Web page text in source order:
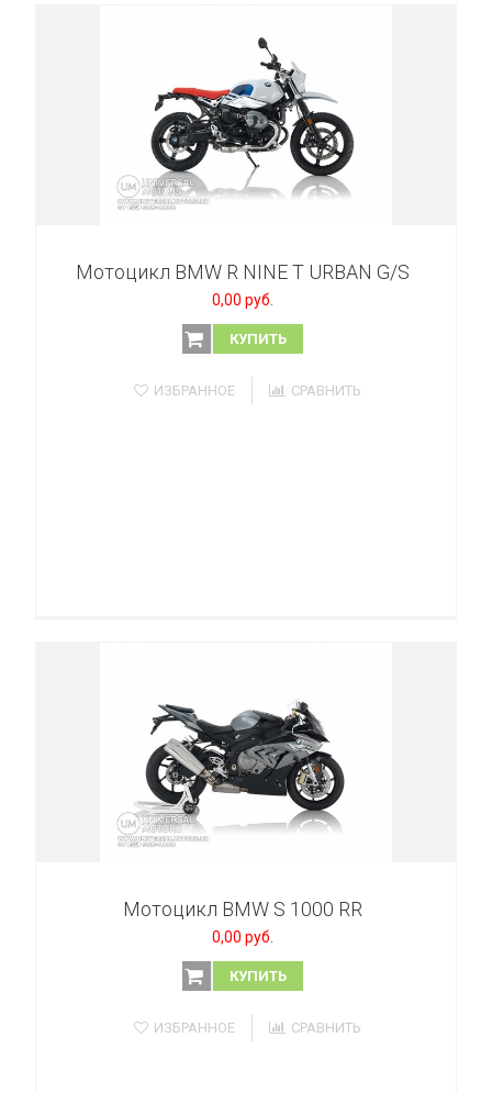
Мотоцикл BMW R NINE T URBAN G/S
0,00 руб.
КУПИТЬ
ИЗБРАННОЕ СРАВНИТЬ
Мотоцикл BMW S 1000 RR
0,00 руб.
КУПИТЬ
ИЗБРАННОЕ СРАВНИТЬ